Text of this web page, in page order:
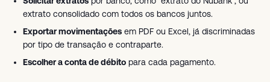
extrato consolidado com todos os bancos juntos.
Exportar movimentações em PDF ou Excel, já discriminadas
por tipo de transação e contraparte.
Escolher a conta de débito para cada pagamento.